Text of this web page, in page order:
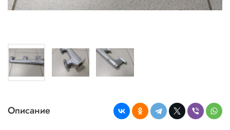
Описание